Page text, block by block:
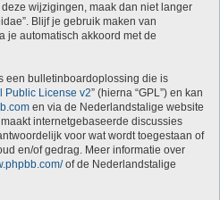
wijzigingen, maak dan niet langer
Blijf je gebruik maken van
je automatisch akkoord met de
een bulletinboardoplossing die is
Public License v2” (hierna “GPL”) en kan
en via de Nederlandstalige website
internetgebaseerde discussies
voor wat wordt toegestaan of
en/of gedrag. Meer informatie over
of de Nederlandstalige